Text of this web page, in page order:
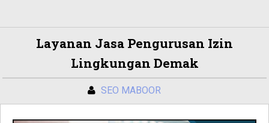
Layanan Jasa Pengurusan Izin
Lingkungan Demak
SEO MABOOR